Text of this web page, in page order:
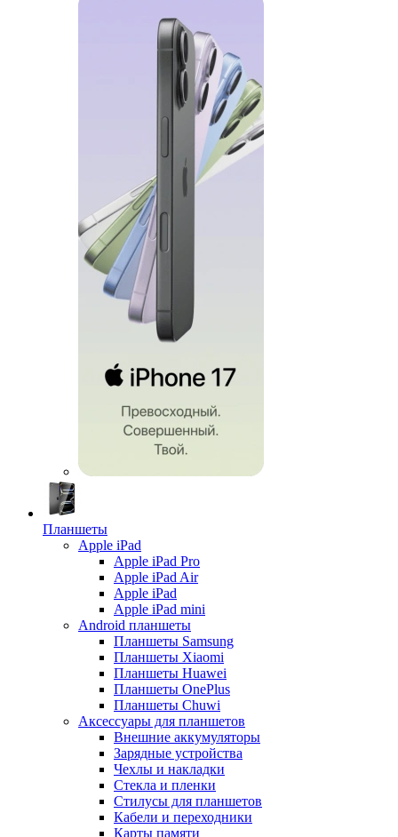
Планшеты
Apple iPad
Apple iPad Pro
Apple iPad Air
Apple iPad
Apple iPad mini
Android планшеты
Планшеты Samsung
Планшеты Xiaomi
Планшеты Huawei
Планшеты OnePlus
Планшеты Chuwi
Аксессуары для планшетов
Внешние аккумуляторы
Зарядные устройства
Чехлы и накладки
Стекла и пленки
Стилусы для планшетов
Кабели и переходники
Карты памяти